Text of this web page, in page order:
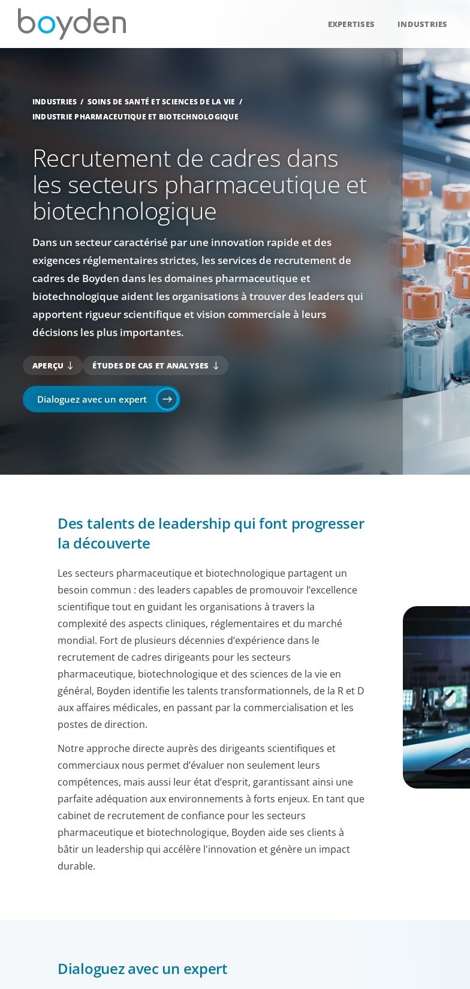
EXPERTISES INDUSTRIES
INDUSTRIES
SOINS DE SANTÉ ET SCIENCES DE LA VIE
INDUSTRIE PHARMACEUTIQUE ET BIOTECHNOLOGIQUE
Recrutement de cadres dans
les secteurs pharmaceutique et
biotechnologique
Dans un secteur caractérisé par une innovation rapide et des
exigences réglementaires strictes, les services de recrutement de
cadres de Boyden dans les domaines pharmaceutique et
biotechnologique aident les organisations à trouver des leaders qui
apportent rigueur scientifique et vision commerciale à leurs
décisions les plus importantes.
APERÇU ÉTUDES DE CAS ET ANALYSES
Dialoguez avec un expert
Des talents de leadership qui font progresser
la découverte
Les secteurs pharmaceutique et biotechnologique partagent un
besoin commun : des leaders capables de promouvoir l’excellence
scientifique tout en guidant les organisations à travers la
complexité des aspects cliniques, réglementaires et du marché
mondial. Fort de plusieurs décennies d’expérience dans le
recrutement de cadres dirigeants pour les secteurs
pharmaceutique, biotechnologique et des sciences de la vie en
général, Boyden identifie les talents transformationnels, de la R et D
aux affaires médicales, en passant par la commercialisation et les
postes de direction.
Notre approche directe auprès des dirigeants scientifiques et
commerciaux nous permet d’évaluer non seulement leurs
compétences, mais aussi leur état d’esprit, garantissant ainsi une
parfaite adéquation aux environnements à forts enjeux. En tant que
cabinet de recrutement de confiance pour les secteurs
pharmaceutique et biotechnologique, Boyden aide ses clients à
bâtir un leadership qui accélère l'innovation et génère un impact
durable.
Dialoguez avec un expert